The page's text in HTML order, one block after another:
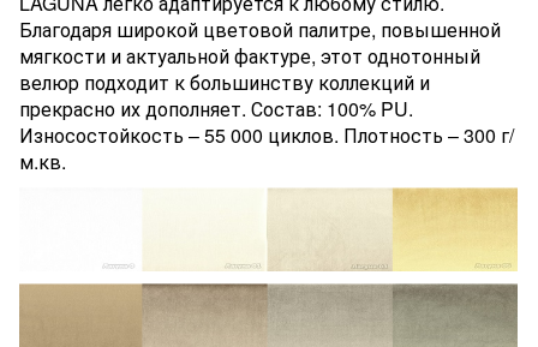
Благодаря широкой цветовой палитре, повышенной
мягкости и актуальной фактуре, этот однотонный
велюр подходит к большинству коллекций и
прекрасно их дополняет. Состав: 100% PU.
Износостойкость – 55 000 циклов. Плотность – 300 г/
м.кв.